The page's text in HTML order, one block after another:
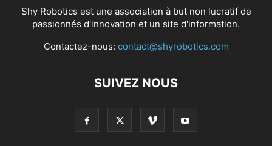
Shy Robotics est une association à but non lucratif de
passionnés d'innovation et un site d'information.
Contactez-nous: contact@shyrobotics.com
SUIVEZ NOUS